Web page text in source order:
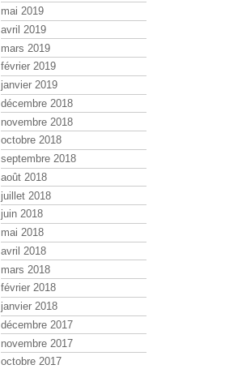
mai 2019
avril 2019
mars 2019
février 2019
janvier 2019
décembre 2018
novembre 2018
octobre 2018
septembre 2018
août 2018
juillet 2018
juin 2018
mai 2018
avril 2018
mars 2018
février 2018
janvier 2018
décembre 2017
novembre 2017
octobre 2017